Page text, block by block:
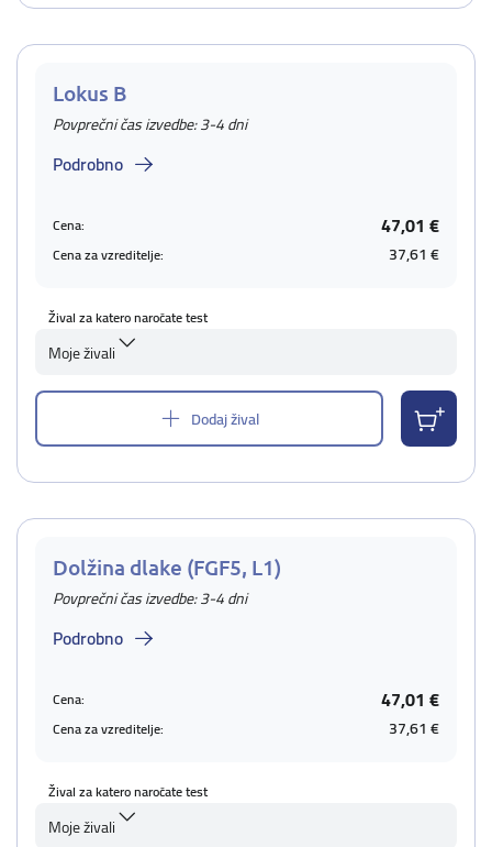
Lokus B
Povprečni čas izvedbe: 3-4 dni
Podrobno
Cena: 47,01 €
Cena za vzreditelje: 37,61 €
Žival za katero naročate test
Moje živali
Dodaj žival
Dolžina dlake (FGF5, L1)
Povprečni čas izvedbe: 3-4 dni
Podrobno
Cena: 47,01 €
Cena za vzreditelje: 37,61 €
Žival za katero naročate test
Moje živali